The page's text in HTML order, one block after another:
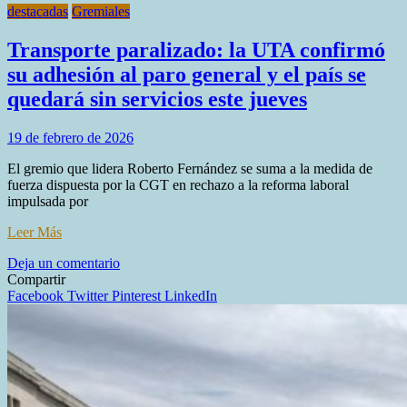
destacadas Gremiales
Transporte paralizado: la UTA confirmó
su adhesión al paro general y el país se
quedará sin servicios este jueves
19 de febrero de 2026
El gremio que lidera Roberto Fernández se suma a la medida de
fuerza dispuesta por la CGT en rechazo a la reforma laboral
impulsada por
Leer Más
Deja un comentarioen
paralizado:
UTA
Compartir
Facebook TwitterPinterest LinkedIn